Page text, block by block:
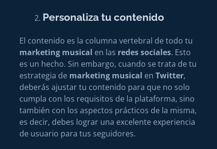
Personaliza tu contenido
El contenido es la columna vertebral de todo tu
marketing musical en las redes sociales. Esto
es un hecho. Sin embargo, cuando se trata de tu
estrategia de marketing musical en Twitter,
deberás ajustar tu contenido para que no solo
cumpla con los requisitos de la plataforma, sino
también con los aspectos prácticos de la misma,
es decir, debes lograr una excelente experiencia
de usuario para tus seguidores.